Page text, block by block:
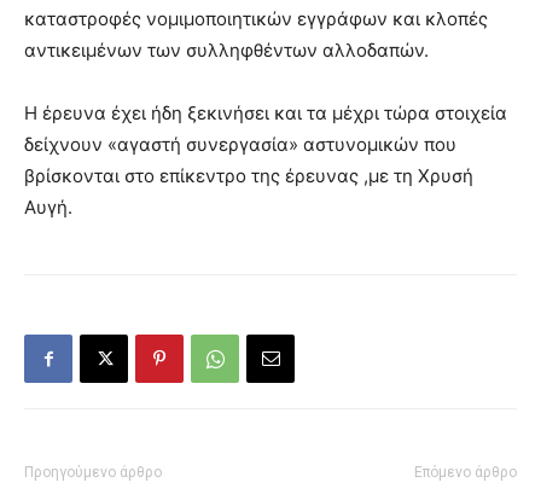
καταστροφές νομιμοποιητικών εγγράφων και κλοπές
αντικειμένων των συλληφθέντων αλλοδαπών.
Η έρευνα έχει ήδη ξεκινήσει και τα μέχρι τώρα στοιχεία
δείχνουν «αγαστή συνεργασία» αστυνομικών που
βρίσκονται στο επίκεντρο της έρευνας ,με τη Χρυσή
Αυγή.
Προηγούμενο άρθρο Επόμενο άρθρο